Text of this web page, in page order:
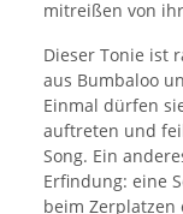
mitreißen von
Dieser Tonie ist
aus Bumbaloo
Einmal dürfen
auftreten und
Song. Ein
Erfindung: eine
beim